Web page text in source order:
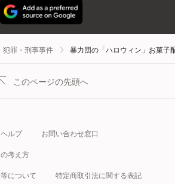
犯罪・刑事事件 暴力団の「ハロウィン」お菓
このページの先頭へ
ルプ お問い合わせ窓口
考え方
について 特定商取引法に関する表記